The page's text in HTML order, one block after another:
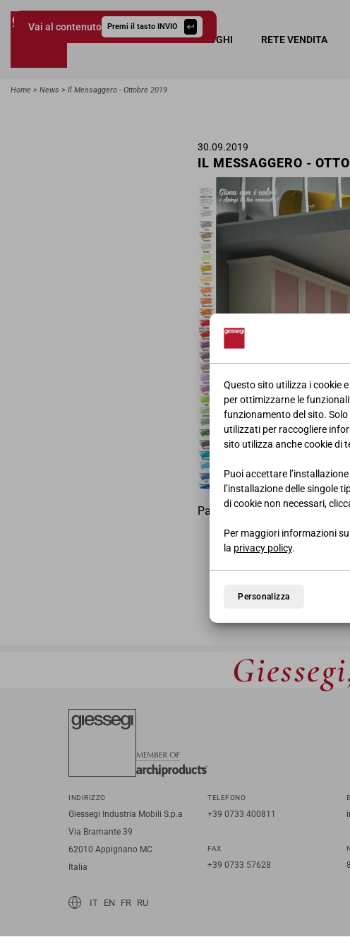
Questo sito utilizza i cookie
per ottimizzarne le
funzionamento del sito.
utilizzati per raccogliere
sito utilizza anche cookie di
Puoi accettare
l’installazione delle singole
di cookie non necessari,
Per maggiori informazioni
la privacy policy.
Personalizza
Vai al contenuto Premi il tasto INVIO
COLLEZIONI CATALOGHI RETE VENDITA
Home News Il Messaggero - Ottobre 2019
30.09.2019
IL MESSAGGERO -
Pagina pubblicitaria delle
INDIRIZZO
Giessegi Industria Mobili S.p.a
Via Bramante 39
62010 Appignano MC
Italia
TELEFONO
+39 0733 400811
FAX
+39 0733 57628
IT EN FR RU